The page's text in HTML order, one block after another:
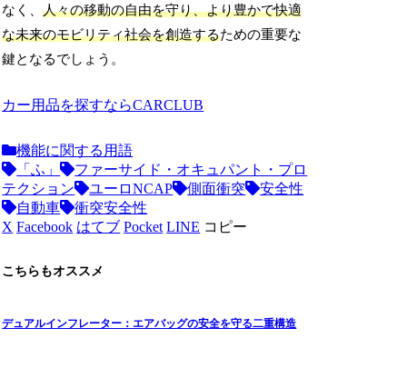
なく、人々の移動の自由を守り、より豊かで快適
な未来のモビリティ社会を創造するための重要な
鍵となるでしょう。
カー用品を探すならCARCLUB
機能に関する用語
「ふ」
ファーサイド・オキュパント・プロ
テクション
ユーロNCAP 側面衝突
安全性
自動車
衝突安全性
X Facebook はてブ Pocket LINE コピー
こちらもオススメ
デュアルインフレーター：エアバッグの安全を守る二重構造